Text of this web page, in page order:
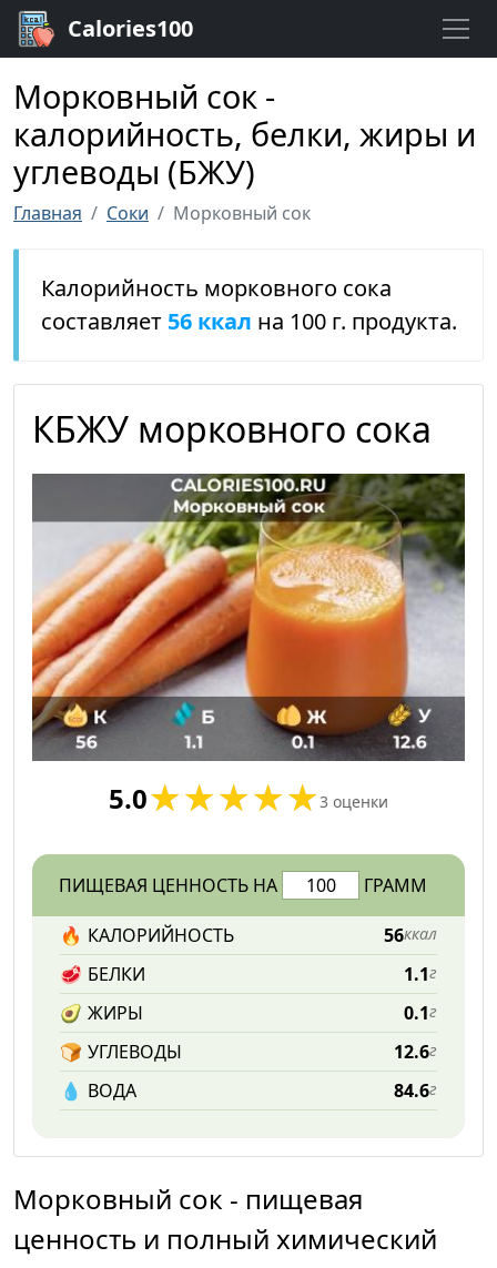
Calories100
Морковный сок -
калорийность, белки, жиры и
углеводы (БЖУ)
Главная Соки Морковный сок
Калорийность морковного сока
составляет 56 ккал на 100 г. продукта.
КБЖУ морковного сока
5.0 3 оценки
ПИЩЕВАЯ ЦЕННОСТЬ НА ГРАММ
🔥 КАЛОРИЙНОСТЬ 56ккал
🥩 БЕЛКИ 1.1г
🥑 ЖИРЫ 0.1г
🍞 УГЛЕВОДЫ 12.6г
💧️ ВОДА 84.6г
Морковный сок - пищевая
ценность и полный химический